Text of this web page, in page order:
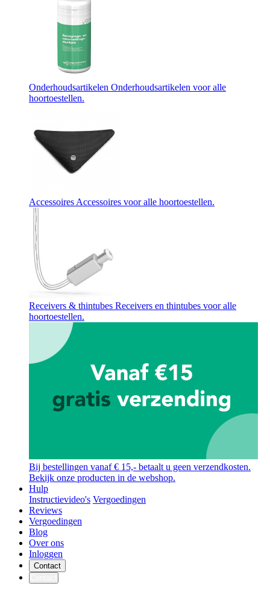
Onderhoudsartikelen Onderhoudsartikelen voor alle
hoortoestellen.
AccessoiresAccessoires voor alle hoortoestellen.
Receivers & thintubes Receivers en thintubes voor alle
hoortoestellen.
Bij bestellingen vanaf € 15,- betaalt u geen verzendkosten.
Bekijk onze producten in de webshop.
Hulp
Instructievideo's Vergoedingen
Reviews
Vergoedingen
Blog
Over ons
Inloggen
Contact